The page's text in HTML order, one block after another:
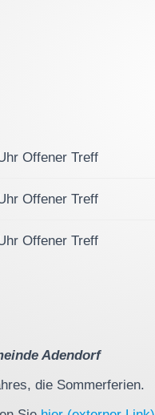
Offener Treff
Offener Treff
Offener Treff
Adendorf
die Sommerferien.